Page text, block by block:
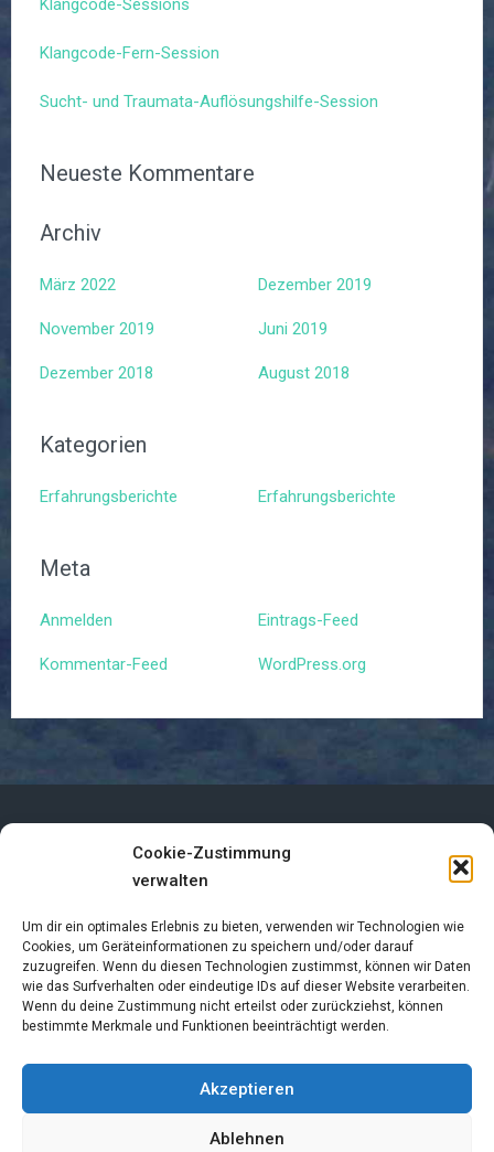
Cookie-Zustimmung
verwalten
Um dir ein optimales Erlebnis zu bieten, verwenden wir Technologien wie
Cookies, um Geräteinformationen zu speichern und/oder darauf
zuzugreifen. Wenn du diesen Technologien zustimmst, können wir Daten
wie das Surfverhalten oder eindeutige IDs auf dieser Website verarbeiten.
Wenn du deine Zustimmung nicht erteilst oder zurückziehst, können
bestimmte Merkmale und Funktionen beeinträchtigt werden.
Akzeptieren
Ablehnen
Klangcode-Sessions
Klangcode-Fern-Session
Sucht- und Traumata-Auflösungshilfe-Session
Neueste Kommentare
Archiv
März 2022 Dezember 2019
November 2019 Juni 2019
Dezember 2018 August 2018
Kategorien
Erfahrungsberichte Erfahrungsberichte
Meta
Anmelden Eintrags-Feed
Kommentar-Feed WordPress.org
Datenschutzerklärung
Cookie-Richtlinie (EU)
Links
Copyright © 2026 LebeNatura. All Rights Reserved.